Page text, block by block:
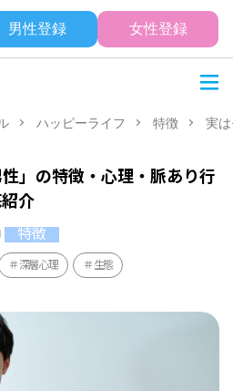
男性登録 女性登録
ハッピーライフ 特徴 実
」の特徴・心理・脈あり行
介
特徴
深層心理 生態